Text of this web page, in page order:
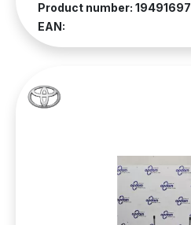
Product number: 19491697
EAN: